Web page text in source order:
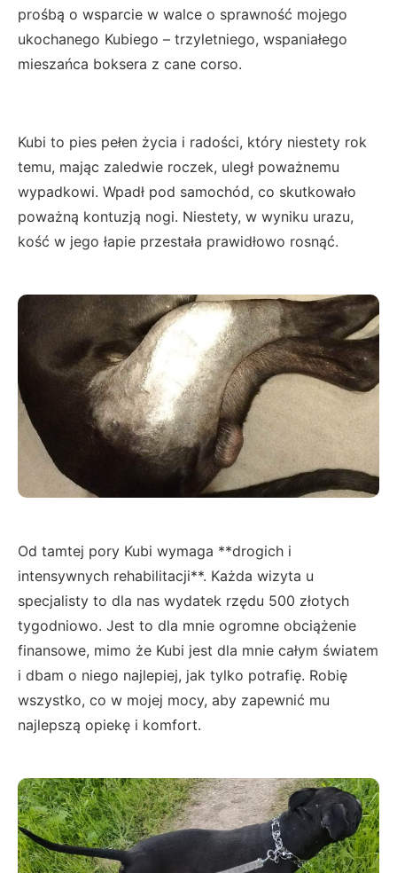
prośbą o wsparcie w walce o sprawność mojego
ukochanego Kubiego – trzyletniego, wspaniałego
mieszańca boksera z cane corso.
Kubi to pies pełen życia i radości, który niestety rok
temu, mając zaledwie roczek, uległ poważnemu
wypadkowi. Wpadł pod samochód, co skutkowało
poważną kontuzją nogi. Niestety, w wyniku urazu,
kość w jego łapie przestała prawidłowo rosnąć.
Od tamtej pory Kubi wymaga **drogich i
intensywnych rehabilitacji**. Każda wizyta u
specjalisty to dla nas wydatek rzędu 500 złotych
tygodniowo. Jest to dla mnie ogromne obciążenie
finansowe, mimo że Kubi jest dla mnie całym światem
i dbam o niego najlepiej, jak tylko potrafię. Robię
wszystko, co w mojej mocy, aby zapewnić mu
najlepszą opiekę i komfort.